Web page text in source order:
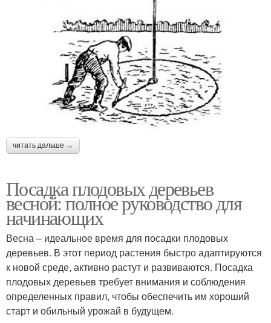
читать дальше →
Посадка плодовых деревьев
весной: полное руководство для
начинающих
Весна – идеальное время для посадки плодовых
деревьев. В этот период растения быстро адаптируются
к новой среде, активно растут и развиваются. Посадка
плодовых деревьев требует внимания и соблюдения
определенных правил, чтобы обеспечить им хороший
старт и обильный урожай в будущем.